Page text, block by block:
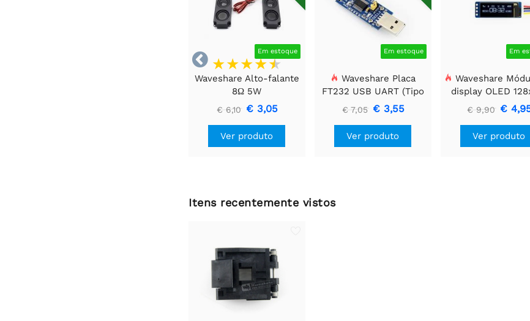
 Em estoque
Waveshare Alto-falante
8Ω 5W
€ 6,10 € 3,05
Ver produto
Em estoque
Waveshare Placa
FT232 USB UART (Tipo
A), Módulo de
Comunicação USB Para
TTL (UART)
€ 7,05 € 3,55
Ver produto
Em
Waveshare
display OLED
General 0.91
€ 9,90 €
Ver produto
Itens recentemente vistos